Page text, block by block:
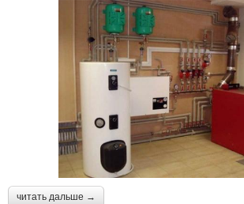
читать дальше →